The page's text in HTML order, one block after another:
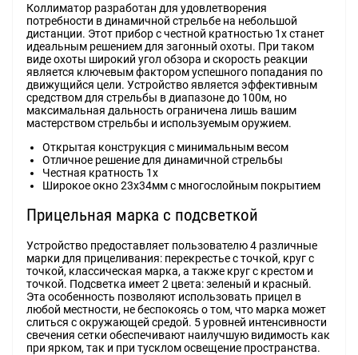
Коллиматор разработан для удовлетворения
потребности в динамичной стрельбе на небольшой
дистанции. Этот прибор с честной кратностью 1x станет
идеальным решением для загонный охоты. При таком
виде охоты широкий угол обзора и скорость реакции
является ключевым фактором успешного попадания по
движущийся цели. Устройство является эффективным
средством для стрельбы в диапазоне до 100м, но
максимальная дальность ограничена лишь вашим
мастерством стрельбы и используемым оружием.
Открытая конструкция с минимальным весом
Отличное решение для динамичной стрельбы
Честная кратность 1х
Широкое окно 23x34мм с многослойным покрытием
Прицельная марка с подсветкой
Устройство предоставляет пользователю 4 различные
марки для прицеливания: перекрестье с точкой, круг с
точкой, классическая марка, а также круг с крестом и
точкой. Подсветка имеет 2 цвета: зеленый и красный.
Эта особенность позволяют использовать прицел в
любой местности, не беспокоясь о том, что марка может
слиться с окружающей средой. 5 уровней интенсивности
свечения сетки обеспечивают наилучшую видимость как
при ярком, так и при тусклом освещение пространства.